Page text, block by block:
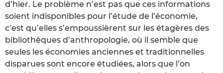
d’hier. Le problème n’est pas que ces informations
soient indisponibles pour l’étude de l’économie,
c’est qu’elles s’empoussièrent sur les étagères des
bibliothèques d’anthropologie, où il semble que
seules les économies anciennes et traditionnelles
disparues sont encore étudiées, alors que l’on